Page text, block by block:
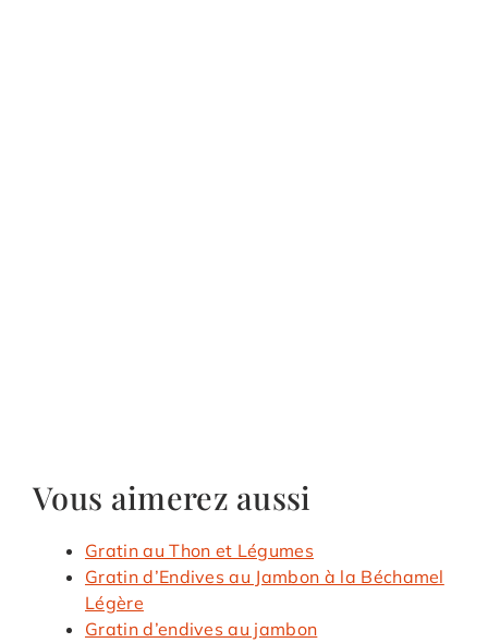
Vous aimerez aussi
Gratin au Thon et Légumes
Gratin d’Endives au Jambon à la Béchamel
Légère
Gratin d’endives au jambon